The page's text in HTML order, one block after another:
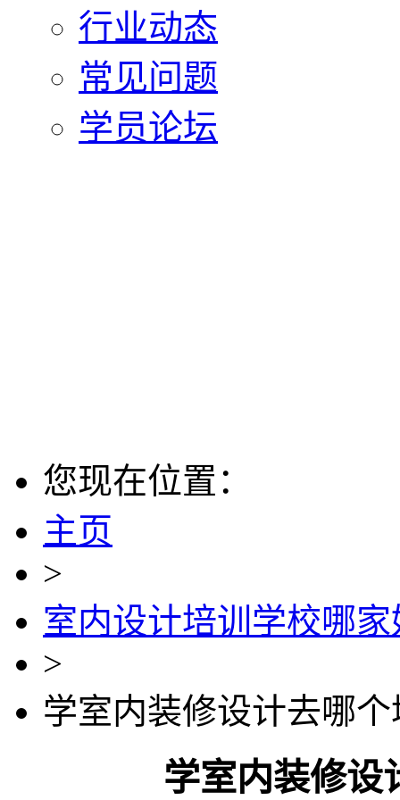
行业动态
常见问题
学员论坛
您现在位置：
主页
>
室内设计培训学校哪家
>
学室内装修设计去哪
学室内装修设